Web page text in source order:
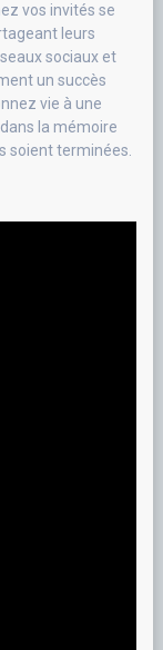
vos invités se
leurs
sociaux et
un succès
vie à une
la mémoire
soient terminées.